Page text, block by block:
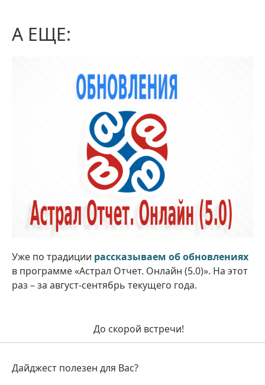
А ЕЩЕ:
Уже по традиции рассказываем об обновлениях
в программе «Астрал Отчет. Онлайн (5.0)». На этот
раз – за август-сентябрь текущего года.
До скорой встречи!
Дайджест полезен для Вас?